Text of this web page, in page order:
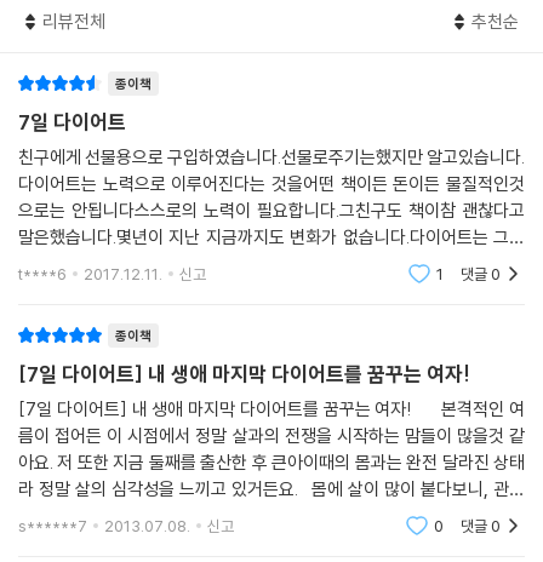
노폐물의 배출이 원활한 상태를 말한다. 즉, 내 몸이 건강하면 다이어트에
이 건강한지부터 의심해 보아야 한다.
다이어트가 잘 되는 건강한 몸을 만들려면 우선 내 몸의 균형 시스템부터
정상으로 회복시켜야 한다. 이 책은 신체의 균형 시스템을 되찾는 방법으
로 비움 → 순환 → 보충의 3단계 원리를 제시한다. 1단계는 비움(空)의 원
리로 내 몸에 쌓인 나쁜 것을 비우는 것이다. 우리가 음식을 먹고, 숨을 쉬
고, 스트레스를 받을 때마다 몸에는 환경 독소가 쌓이고 남는 에너지는 체
이 잘 빠지는 몸을 만들려면 우선 내 몸을 비워 신체 본래의 기능을 최적의
상태로 회복시켜야 한다.
2단계는 흐름(流)의 원리로 기초대사량과 에너지 활동대사량을 최대로
높여 신진대사를 강화하는 단계다. 2단계는 내 몸의 순환을 도와주어 요요
현상을 방지하는 중요한 단계이기도 하다. 2단계까지 실천하면 비로소 몸
은 살이 빠지는 환경이 된다.
리뷰전체 추천순
종이책
7일 다이어트
친구에게 선물용으로 구입하였습니다.선물로주기는했지만 알고있습니다.
다이어트는 노력으로 이루어진다는 것을어떤 책이든 돈이든 물질적인것
으로는 안됩니다스스로의 노력이 필요합니다.그친구도 책이참 괜찮다고
말은했습니다.몇년이 지난 지금까지도 변화가 없습니다.다이어트는 그런
것입니다.책사세요보세요그리고 노력하세요이런 리뷰보지마시고 아무책
t****6 2017.12.11. 신고 1 댓글0
종이책
[7일 다이어트] 내 생애 마지막 다이어트를 꿈꾸는 여자!
[7일 다이어트] 내 생애 마지막 다이어트를 꿈꾸는 여자! 본격적인 여
름이 접어든 이 시점에서 정말 살과의 전쟁을 시작하는 맘들이 많을것 같
아요. 저 또한 지금 둘째를 출산한 후 큰아이때의 몸과는 완전 달라진 상태
라 정말 살의 심각성을 느끼고 있거든요. 몸에 살이 많이 붙다보니, 관절
도 아픈것 같고 자신감도 잃는것 같고! 그래서 정말 내인생에 마지막으로
s******7 2013.07.08. 신고 0 댓글0